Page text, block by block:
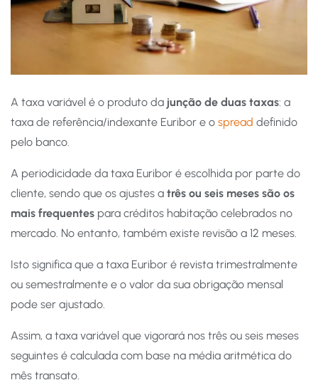
A taxa variável é o produto da junção de duas taxas: a
taxa de referência/indexante Euribor e o spread definido
pelo banco.
A periodicidade da taxa Euribor é escolhida por parte do
cliente, sendo que os ajustes a três ou seis meses são os
mais frequentes para créditos habitação celebrados no
mercado. No entanto, também existe revisão a 12 meses.
Isto significa que a taxa Euribor é revista trimestralmente
ou semestralmente e o valor da sua obrigação mensal
pode ser ajustado.
Assim, a taxa variável que vigorará nos três ou seis meses
seguintes é calculada com base na média aritmética do
mês transato.